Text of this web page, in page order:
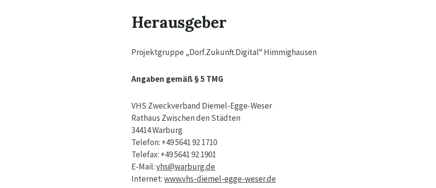
Herausgeber
Projektgruppe „Dorf.Zukunft.Digital“ Himmighausen
Angaben gemäß § 5 TMG
VHS Zweckverband Diemel-Egge-Weser
Rathaus Zwischen den Städten
34414 Warburg
Telefon: +49 5641 92 1710
Telefax: +49 5641 92 1901
E-Mail:vhs@warburg.de
Internet:www.vhs-diemel-egge-weser.de